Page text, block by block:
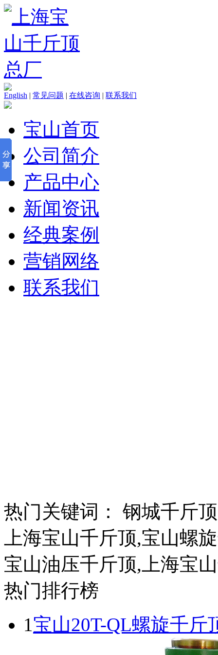
English | 常见问题 | 在线咨询 | 联系我们
宝山首页
公司简介
产品中心
新闻资讯
经典案例
营销网络
联系我们
热门关键词：
钢城千斤
上海宝山千斤顶,宝山螺
宝山油压千斤顶,上海宝
热门排行榜
1宝山20T-QL螺旋千斤